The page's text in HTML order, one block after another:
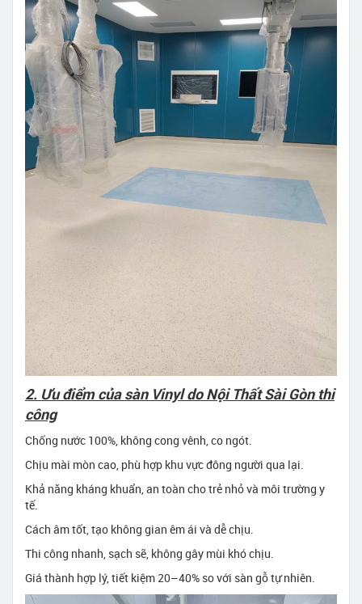
2. Ưu điểm của sàn Vinyl do Nội Thất Sài Gòn thi
công
Chống nước 100%, không cong vênh, co ngót.
Chịu mài mòn cao, phù hợp khu vực đông người qua lại.
Khả năng kháng khuẩn, an toàn cho trẻ nhỏ và môi trường y
tế.
Cách âm tốt, tạo không gian êm ái và dễ chịu.
Thi công nhanh, sạch sẽ, không gây mùi khó chịu.
Giá thành hợp lý, tiết kiệm 20–40% so với sàn gỗ tự nhiên.